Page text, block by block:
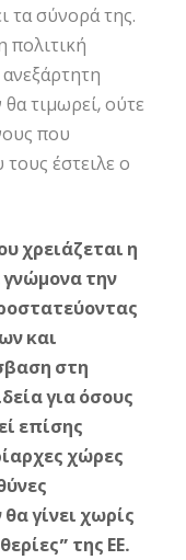
τα σύνορά της.
πολιτική
τιμωρεί, ούτε
που
έστειλε ο
χρειάζεται η
την
και
στη
για όσους
επίσης
χώρες
γίνει χωρίς
της ΕΕ.